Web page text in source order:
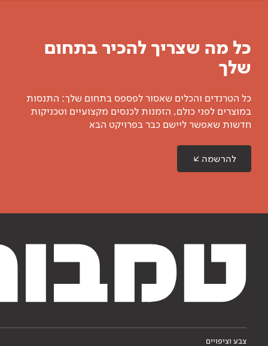
כל מה שצריך להכיר בתחום
שלך
כל הטרנדים והכלים שאסור לפספס בתחום שלך: התנסות
במוצרים לפני כולם, הזמנות לכנסים מקצועיים וטכניקות
חדשות שאפשר ליישם כבר בפרויקט הבא
להרשמה
צבע וציפויים